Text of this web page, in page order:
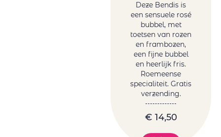
Deze Bendis is
een sensuele rosé
bubbel, met
toetsen van rozen
en frambozen,
een fijne bubbel
en heerlijk fris.
Roemeense
specialiteit. Gratis
verzending.
€ 14,50